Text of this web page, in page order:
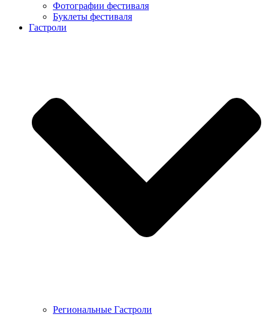
Фотографии фестиваля
Буклеты фестиваля
Гастроли
Региональные Гастроли